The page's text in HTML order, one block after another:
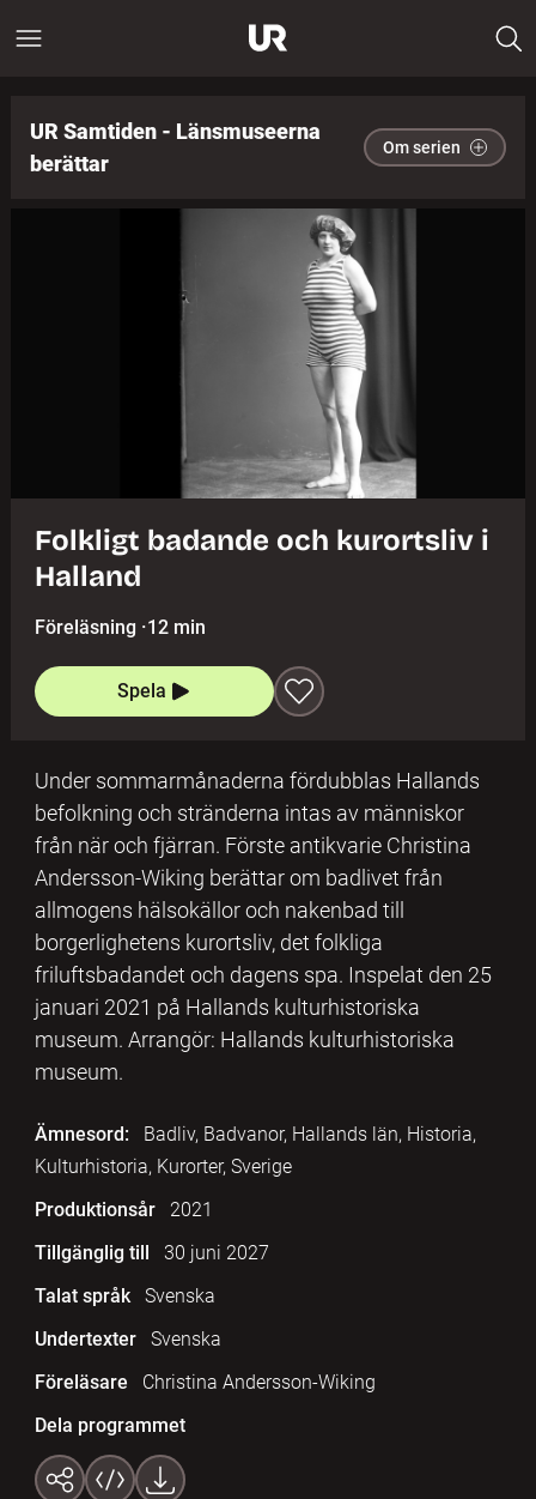
UR Samtiden - Länsmuseerna
berättar
Om serien
Folkligt badande och kurortsliv i
Halland
Föreläsning ·12 min
Spela
Under sommarmånaderna fördubblas Hallands
befolkning och stränderna intas av människor
från när och fjärran. Förste antikvarie Christina
Andersson-Wiking berättar om badlivet från
allmogens hälsokällor och nakenbad till
borgerlighetens kurortsliv, det folkliga
friluftsbadandet och dagens spa. Inspelat den 25
januari 2021 på Hallands kulturhistoriska
museum. Arrangör: Hallands kulturhistoriska
museum.
Ämnesord:
Badliv, Badvanor, Hallands län, Historia,
Kulturhistoria, Kurorter, Sverige
Produktionsår
2021
Tillgänglig till
30 juni 2027
Talat språk
Svenska
Undertexter
Svenska
Föreläsare
Christina Andersson-Wiking
Dela programmet